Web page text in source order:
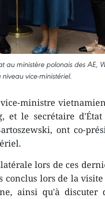
au ministère polonais des AE,
vice-ministériel.
ministre
et le secrétaire d'État
ont co-
lors de ces
conclus lors de la
ainsi qu'à discuter